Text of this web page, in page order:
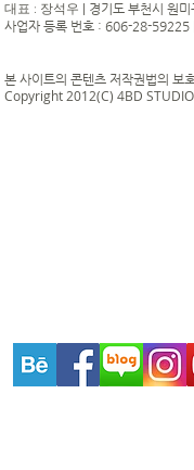
대표 : 장석우
경기도 부천시 원
사업자 등록 번호 : 606-28-
본 사이트의 콘텐츠 저작권법의 보
Copyright 2012(C) 4BD